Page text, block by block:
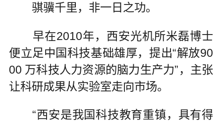
骐骥千里，非一日之功。
早在2010年，西安光机所米磊博士
便立足中国科技基础雄厚，提出“解放90
00 万科技人力资源的脑力生产力”，主张
让科研成果从实验室走向市场。
“西安是我国科技教育重镇，具有得